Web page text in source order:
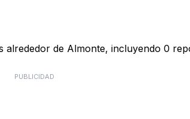
de Almonte, incluyendo 0
PUBLICIDAD